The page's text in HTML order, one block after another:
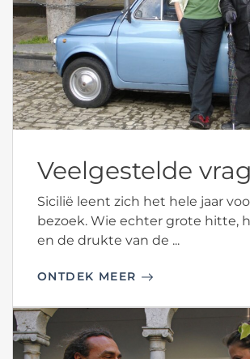
Veelgestelde
Sicilië leent zich het hele jaar
bezoek. Wie echter grote hitte,
en de drukte van de ...
ONTDEK MEER